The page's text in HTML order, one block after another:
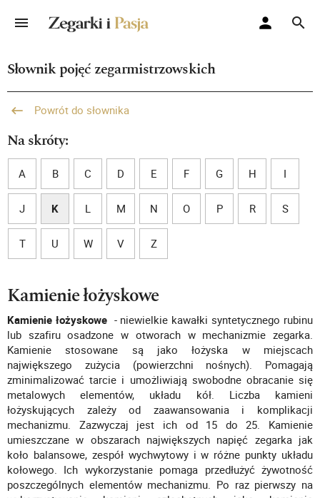
Słownik pojęć zegarmistrzowskich
Powrót do słownika
Na skróty:
A B C D E F G H I
J K L M N O P R S
T U W V Z
Kamienie łożyskowe
Kamienie łożyskowe- niewielkie kawałki syntetycznego rubinu
lub szafiru osadzone w otworach w mechanizmie zegarka.
Kamienie stosowane są jako łożyska w miejscach
największego zużycia (powierzchni nośnych). Pomagają
zminimalizować tarcie i umożliwiają swobodne obracanie się
metalowych elementów, układu kół. Liczba kamieni
łożyskujących zależy od zaawansowania i komplikacji
mechanizmu. Zazwyczaj jest ich od 15 do 25. Kamienie
umieszczane w obszarach największych napięć zegarka jak
koło balansowe, zespół wychwytowy i w różne punkty układu
kołowego. Ich wykorzystanie pomaga przedłużyć żywotność
poszczególnych elementów mechanizmu. Po raz pierwszy na